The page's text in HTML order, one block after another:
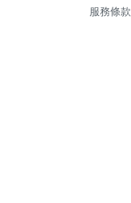
服務條款